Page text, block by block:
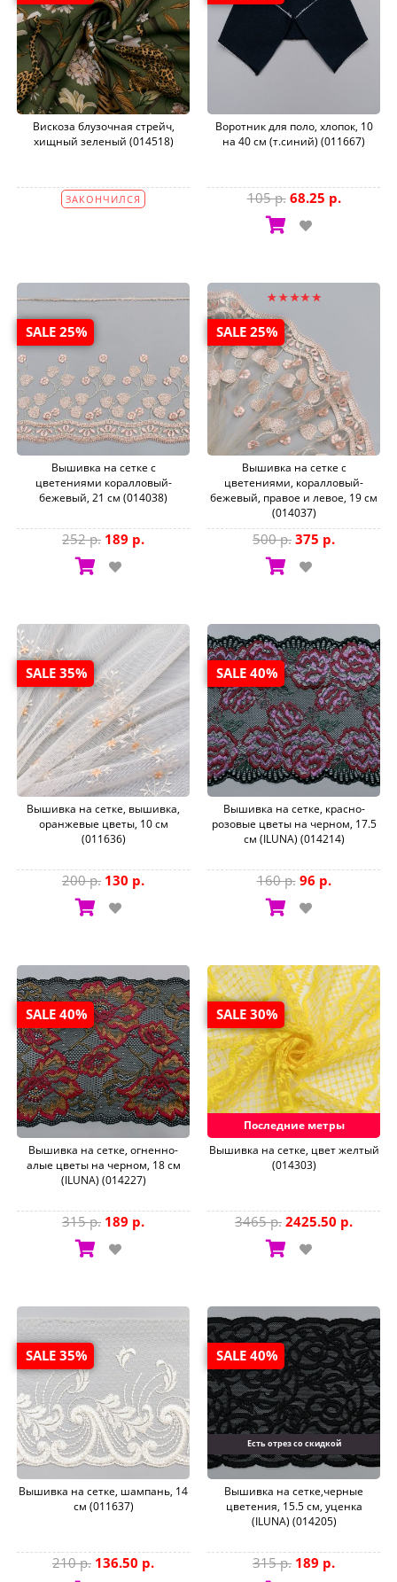
Вискоза блузочная стрейч,
хищный зеленый (014518)
ЗАКОНЧИЛСЯ
Воротник для поло, хлопок, 10
на 40 см (т.синий) (011667)
105 р. 68.25 р.
SALE 25%
Вышивка на сетке с
цветениями коралловый-
бежевый, 21 см (014038)
252 р. 189 р.
SALE 25%
Вышивка на сетке с
цветениями, коралловый-
бежевый, правое и левое, 19 см
(014037)
500 р. 375 р.
SALE 35%
Вышивка на сетке, вышивка,
оранжевые цветы, 10 см
(011636)
200 р. 130 р.
SALE 40%
Вышивка на сетке, красно-
розовые цветы на черном, 17.5
см (ILUNA) (014214)
160 р. 96 р.
SALE 40%
Вышивка на сетке, огненно-
алые цветы на черном, 18 см
(ILUNA) (014227)
315 р. 189 р.
SALE 30%
Последние метры
Вышивка на сетке, цвет желтый
(014303)
3465 р. 2425.50 р.
SALE 35%
Вышивка на сетке, шампань, 14
см (011637)
210 р. 136.50 р.
SALE 40%
Есть отрез со скидкой
Вышивка на сетке,черные
цветения, 15.5 см, уценка
(ILUNA) (014205)
315 р. 189 р.